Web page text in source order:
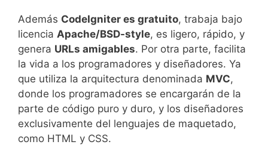
Además CodeIgniter es gratuito, trabaja bajo
licencia Apache/BSD-style, es ligero, rápido, y
genera URLs amigables. Por otra parte, facilita
la vida a los programadores y diseñadores. Ya
que utiliza la arquitectura denominada MVC,
donde los programadores se encargarán de la
parte de código puro y duro, y los diseñadores
exclusivamente del lenguajes de maquetado,
como HTML y CSS.